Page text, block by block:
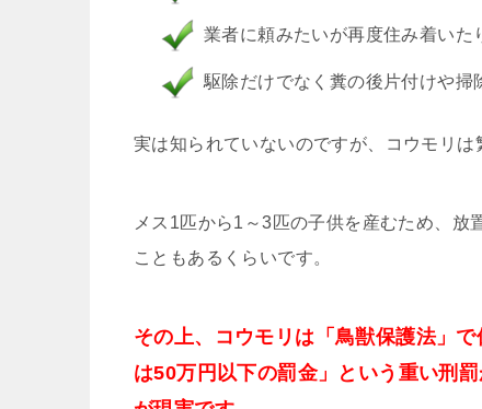
業者に頼みたいが再度住み着い
駆除だけでなく糞の後片付けや掃
実は知られていないのですが、コウモリは
メス1匹から1～3匹の子供を産むため、放
こともあるくらいです。
その上、コウモリは「鳥獣保護法」
は50万円以下の罰金」という重い刑